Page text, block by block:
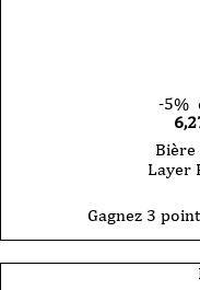
-5%
Bière
Layer
Gagnez 3